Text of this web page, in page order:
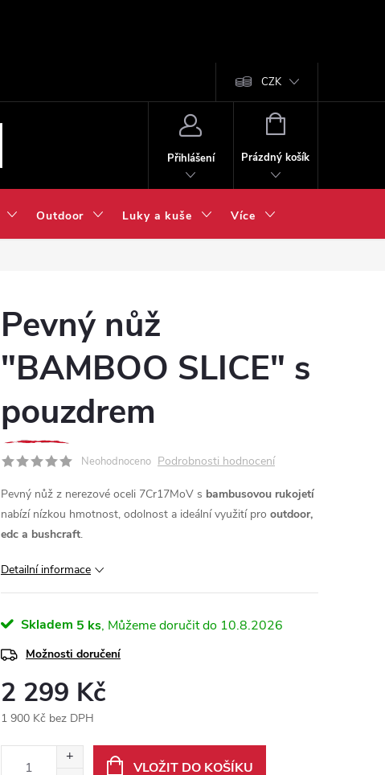
CZK
Přihlášení
NÁKUPNÍ
Prázdný košík
Outdoor Luky a kuše Více
Pevný nůž
"BAMBOO SLICE" s
pouzdrem
Neohodnoceno Podrobnosti hodnocení
Pevný nůž z nerezové oceli 7Cr17MoV s bambusovou rukojetí
nabízí nízkou hmotnost, odolnost a ideální využití pro outdoor,
edc a bushcraft.
Detailní informace
Skladem 5 ks 10.8.2026
Možnosti doručení
2 299 Kč
1 900 Kč bez DPH
VLOŽIT DO KOŠÍKU